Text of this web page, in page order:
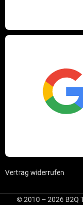
Vertrag widerrufen
© 2010 – 2026 B2Q